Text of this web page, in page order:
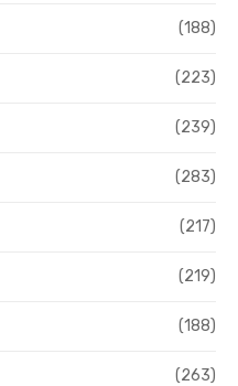
(188)
(223)
(239)
(283)
(217)
(219)
(188)
(263)